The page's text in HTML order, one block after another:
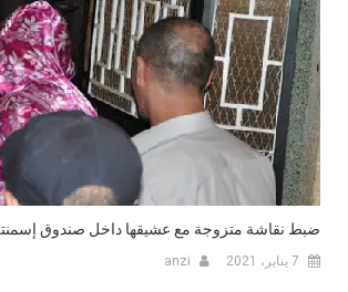
ضبط نقاشة متزوجة مع عشيقها داخل صندوق
7 يناير، 2021 anzi